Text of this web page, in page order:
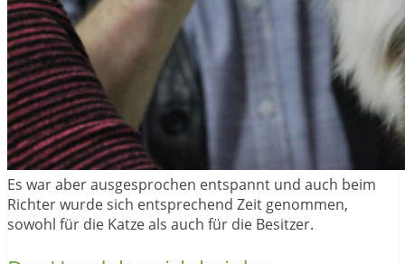
Es war aber ausgesprochen entspannt und auch beim
Richter wurde sich entsprechend Zeit genommen,
sowohl für die Katze als auch für die Besitzer.